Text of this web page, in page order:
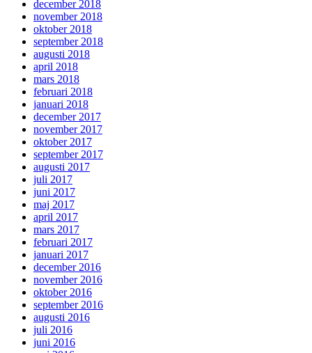
december 2018
november 2018
oktober 2018
september 2018
augusti 2018
april 2018
mars 2018
februari 2018
januari 2018
december 2017
november 2017
oktober 2017
september 2017
augusti 2017
juli 2017
juni 2017
maj 2017
april 2017
mars 2017
februari 2017
januari 2017
december 2016
november 2016
oktober 2016
september 2016
augusti 2016
juli 2016
juni 2016